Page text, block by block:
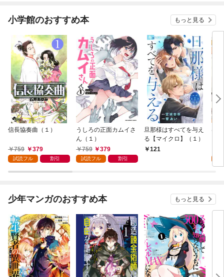
小学館のおすすめ本 もっと見る
信長協奏曲（１）
759 379
試読フル 割引
うしろの正面カムイさ
ん（１）
759
379
試読フル 割引
旦那様はすべてを与え
る【マイクロ】（１）
121
は
少年マンガのおすすめ本 もっと見る